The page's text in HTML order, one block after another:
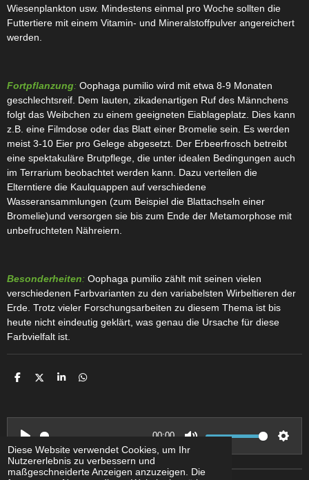
Diese Website verwendet Cookies, um Ihr
Nutzererlebnis zu verbessern und
maßgeschneiderte Anzeigen anzuzeigen. Die
Wiesenplankton usw. Mindestens einmal pro Woche sollten die
Futtertiere mit einem Vitamin- und Mineralstoffpulver angereichert
werden.
Fortpflanzung: Oophaga pumilio wird mit etwa 8-9 Monaten
geschlechtsreif. Dem lauten, zikadenartigen Ruf des Männchens
folgt das Weibchen zu einem geeigneten Eiablageplatz. Dies kann
z.B. eine Filmdose oder das Blatt einer Bromelie sein. Es werden
meist 3-10 Eier pro Gelege abgesetzt. Der Erbeerfrosch betreibt
eine spektakuläre Brutpflege, die unter idealen Bedingungen auch
im Terrarium beobachtet werden kann. Dazu verteilen die
Elterntiere die Kaulquappen auf verschiedene
Wasseransammlungen (zum Beispiel die Blattachseln einer
Bromelie)und versorgen sie bis zum Ende der Metamorphose mit
unbefruchteten Nähreiern.
Besonderheiten: Oophaga pumilio zählt mit seinen vielen
verschiedenen Farbvarianten zu den variabelsten Wirbeltieren der
Erde. Trotz vieler Forschungsarbeiten zu diesem Thema ist bis
heute nicht eindeutig geklärt, was genau die Ursache für diese
Farbvielfalt ist.
T
e
n
T
e
T
e
T
e
P
l
00:00